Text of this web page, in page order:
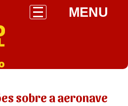
MENU
sobre a aeronave